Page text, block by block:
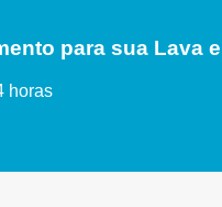
para sua Lava
horas